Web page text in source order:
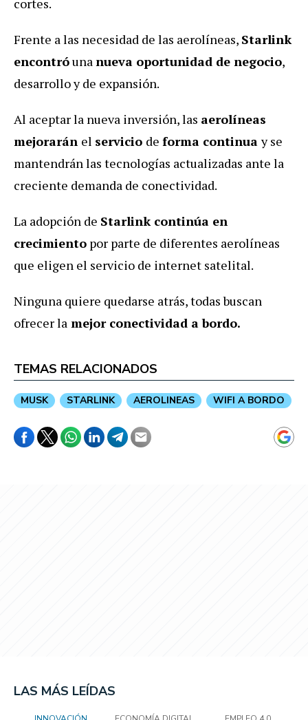
cortes.
Frente a las necesidad de las aerolíneas, Starlink
encontróunanueva oportunidad de negocio,
desarrollo y de expansión.
Al aceptar la nueva inversión, las aerolíneas
mejorarán el servicio de forma continuay se
mantendrán las tecnologías actualizadas ante la
creciente demanda de conectividad.
La adopción de Starlink continúa en
crecimiento por parte de diferentes aerolíneas
que eligen el servicio de internet satelital.
Ninguna quiere quedarse atrás, todas buscan
ofrecer la mejor conectividad a bordo.
TEMAS RELACIONADOS
MUSK STARLINK AEROLINEAS WIFI A BORDO
LAS MÁS LEÍDAS